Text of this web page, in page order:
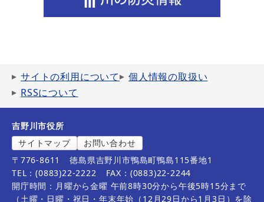
サイトの利用について
個人情報の取扱い
RSSについて
吉野川市役所
サイトマップ
お問い合わせ
〒776-8611
徳島県吉野川市鴨島町鴨島115番地1
TEL：(0883)22-2222
FAX：(0883)22-2244
開庁時間：月曜から金曜 午前8時30分から午後5時15分まで
（土曜・日曜・祝日・年末年始（12月29日から1月3日）を除